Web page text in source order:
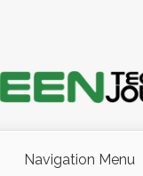
Navigation Menu